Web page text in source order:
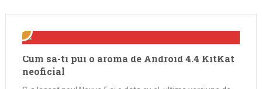
Cum sa-ti pui o aroma de Android 4.4 KitKat
neoficial